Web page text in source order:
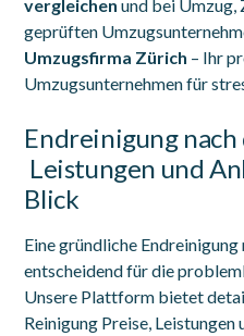
vergleichen und bei Umzug,
geprüften
Umzugsfirma Zürich – Ihr
Umzugsunternehmen für
Endreinigung nach
Leistungen und
Blick
Eine gründliche
entscheidend für die
Unsere Plattform bietet
Reinigung Preise,